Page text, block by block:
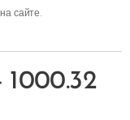
сайте.